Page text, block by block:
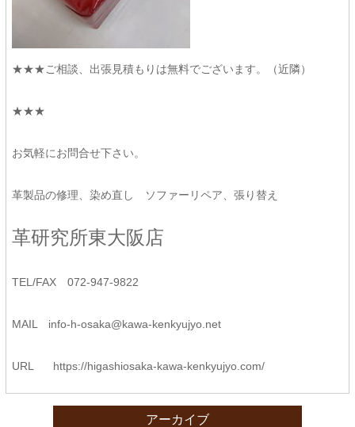
★★★ご相談、出張見積もりは無料でございます。（近隣）
★★★
お気軽にお問合せ下さい。
革製品の修理、染め直し ソファーリペア、張り替え
革研究所東大阪店
TEL/FAX 072-947-9822
MAIL info-h-osaka@kawa-kenkyujyo. net
URL https://higashiosaka-kawa-kenkyujyo.com/
アーカイブ